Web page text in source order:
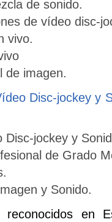
de sonido.
de vídeo disc-
vivo.
de imagen.
Disc-jockey y
Disc-jockey y
de Grado
y Sonido.
en